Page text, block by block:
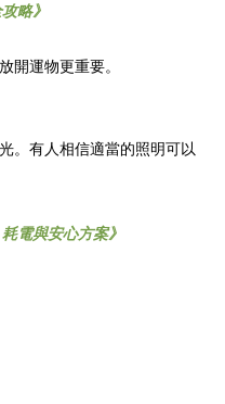
略》
開運物更重要。
。有人相信適當的照明可以
電與安心方案》